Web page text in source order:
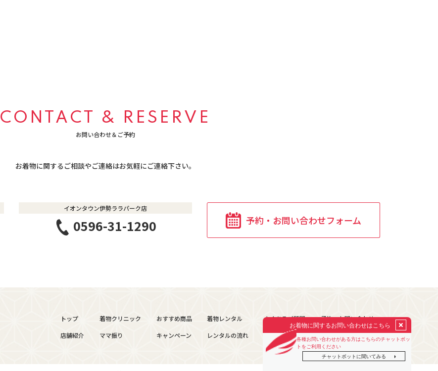
CONTACT & RESERVE
お問い合わせ＆ご予約
お着物に関するご相談やご連絡は​​​​​​​お気軽にご連絡下さい。
イオンタウン伊勢ララパーク店
0596-31-1290 予約・お問い合わせフォーム
トップ
店舗紹介
着物クリニック
ママ振り
おすすめ商品
キャンペーン
着物レンタル
レンタルの流れ
よくあるご質問
会社紹介
予約・お問い合わせ
プライバシーポリシー